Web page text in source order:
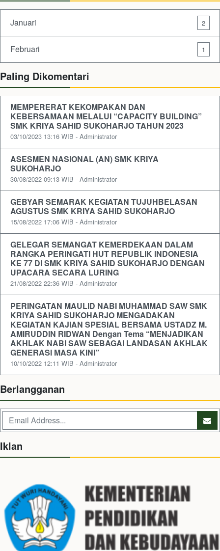
Januari 2
Februari 1
Paling Dikomentari
MEMPERERAT KEKOMPAKAN DAN
KEBERSAMAAN MELALUI “CAPACITY BUILDING”
SMK KRIYA SAHID SUKOHARJO TAHUN 2023
03/10/2023 13:16 WIB - Administrator
ASESMEN NASIONAL (AN) SMK KRIYA
SUKOHARJO
30/08/2022 09:13 WIB - Administrator
GEBYAR SEMARAK KEGIATAN TUJUHBELASAN
AGUSTUS SMK KRIYA SAHID SUKOHARJO
15/08/2022 17:06 WIB - Administrator
GELEGAR SEMANGAT KEMERDEKAAN DALAM
RANGKA PERINGATI HUT REPUBLIK INDONESIA
KE 77 DI SMK KRIYA SAHID SUKOHARJO DENGAN
UPACARA SECARA LURING
21/08/2022 22:36 WIB - Administrator
PERINGATAN MAULID NABI MUHAMMAD SAW SMK
KRIYA SAHID SUKOHARJO MENGADAKAN
KEGIATAN KAJIAN SPESIAL BERSAMA USTADZ M.
AMIRUDDIN RIDWAN Dengan Tema “MENJADIKAN
AKHLAK NABI SAW SEBAGAI LANDASAN AKHLAK
GENERASI MASA KINI”
10/10/2022 12:11 WIB - Administrator
Berlangganan
Iklan